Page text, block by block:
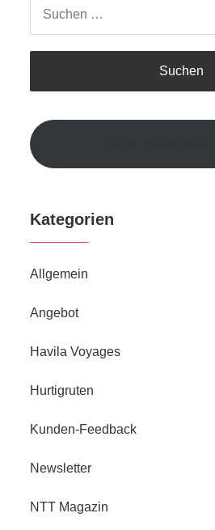
Kategorien
Allgemein
Angebot
Havila Voyages
Hurtigruten
Kunden-Feedback
Newsletter
NTT Magazin